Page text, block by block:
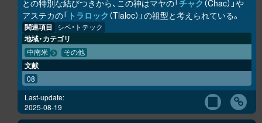
との特別な結びつきから、この神はマヤの「チャク （Chac）」や
アステカの「 トラロック （Tlaloc）」の祖型と考えられている。
関連項目 シペ・トテック
地域・カテゴリ
中南米 その他
文献
08
Last-update:
2025-08-19